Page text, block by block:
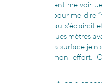
sécurité viennent me voir.
bruit comme pour me dire
remonter”. L'eau
bateau. Quelques mètres
de sorte qu’à la surface je
de suite de mon effort.